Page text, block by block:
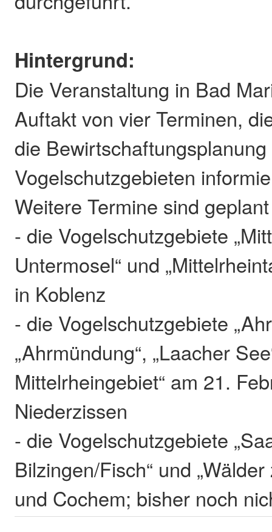
Hintergrund:
Die Veranstaltung in Bad
Auftakt von vier Terminen,
die
Vogelschutzgebieten
Weitere Termine sind
- die Vogelschutzgebiete
Untermosel“ und
in Koblenz
- die Vogelschutzgebiete
„Ahrmündung“, „Laacher
Mittelrheingebiet“ am 21.
Niederzissen
- die Vogelschutzgebiete
Bilzingen/Fisch“ und
und Cochem; bisher noch